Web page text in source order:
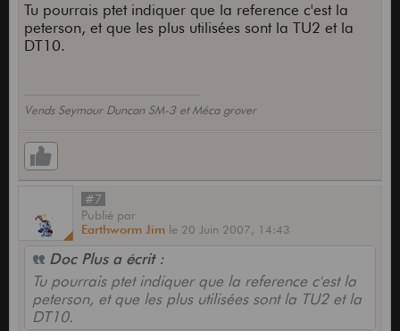
Tu pourrais ptet indiquer que la reference c'est la
peterson, et que les plus utilisées sont la TU2 et la
DT10.
Vends Seymour Duncan SM-3 et Méca grover
#7
Publié par
Earthworm Jim le 20 Juin 2007, 14:43
Doc Plus a écrit :
Tu pourrais ptet indiquer que la reference c'est la
peterson, et que les plus utilisées sont la TU2 et la
DT10.